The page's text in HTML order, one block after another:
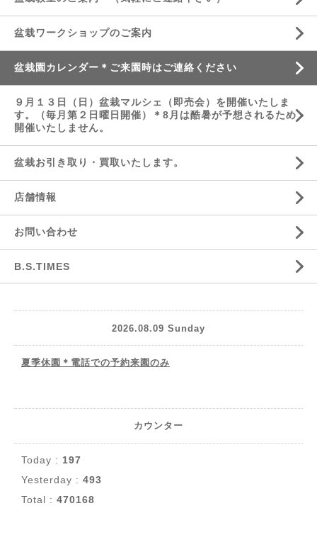
盆栽ワークショップのご案内
盆栽園カレンダー＊ご来園時はご連絡ください
９月１３日（日）盆栽マルシェ（即売会）を開催いたしま
す。（毎月第２日曜日開催）＊8月は酷暑が予想されるため
開催いたしません。
盆栽お引き取り・買取いたします。
店舗情報
お問い合わせ
B.S.TIMES
2026.08.09 Sunday
夏季休園＊電話での予約来園のみ
カウンター
Today : 197
Yesterday : 493
Total : 470168